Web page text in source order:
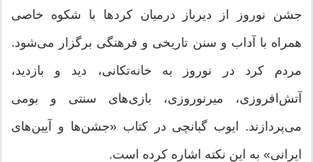
جشن نوروز از دیرباز درمیان کردها با شکوه خاصی
همراه با آداب و سنن تاریخی و فرهنگی برگزار می‌شود.
مردم کرد در نوروز به خانه‌تکانی، دید و بازدید،
آتش‌افروزی، میرنوروزی، بازی‌های سنتی و بومی
می‌پردازند. ایوب گبانچی در کتاب «جشن‌ها و آیین‌های
ایرانی» به این نکته اشاره کرده است.